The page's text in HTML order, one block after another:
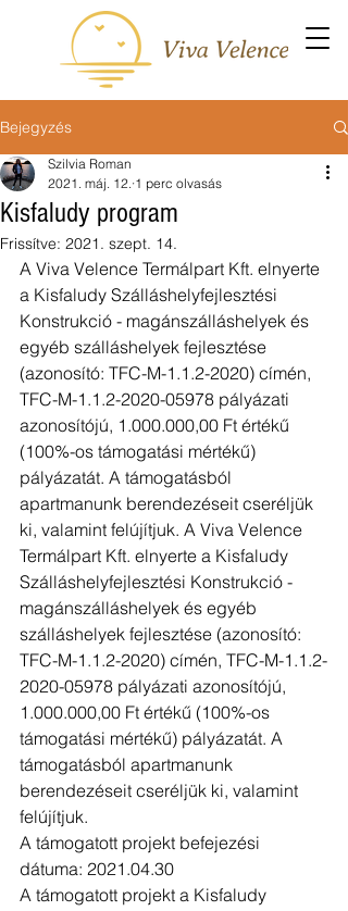
Bejegyzés
Kisfaludy program
Szilvia Roman
2021. máj. 12. 1 perc olvasás
Frissítve: 2021. szept. 14.
A Viva Velence Termálpart Kft. elnyerte
a Kisfaludy Szálláshelyfejlesztési
Konstrukció - magánszálláshelyek és
egyéb szálláshelyek fejlesztése
(azonosító: TFC-M-1.1.2-2020) címén,
TFC-M-1.1.2-2020-05978 pályázati
azonosítójú, 1.000.000,00 Ft értékű
(100%-os támogatási mértékű)
pályázatát. A támogatásból
apartmanunk berendezéseit cseréljük
ki, valamint felújítjuk. A Viva Velence
Termálpart Kft. elnyerte a Kisfaludy
Szálláshelyfejlesztési Konstrukció -
magánszálláshelyek és egyéb
szálláshelyek fejlesztése (azonosító:
TFC-M-1.1.2-2020) címén, TFC-M-1.1.2-
2020-05978 pályázati azonosítójú,
1.000.000,00 Ft értékű (100%-os
támogatási mértékű) pályázatát. A
támogatásból apartmanunk
berendezéseit cseréljük ki, valamint
felújítjuk.
A támogatott projekt befejezési
dátuma: 2021.04.30
A támogatott projekt a Kisfaludy